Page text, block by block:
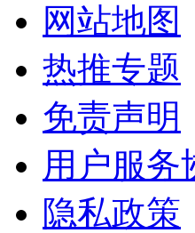
网站地图
热推专题
免责声明
用户服务
隐私政策